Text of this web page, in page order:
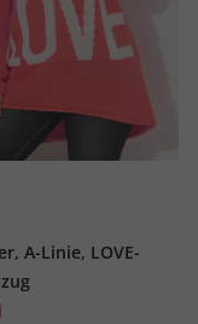
A-Linie, LOVE-